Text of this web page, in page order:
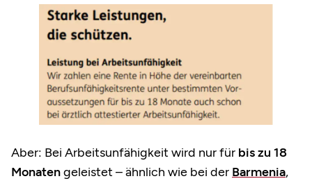
Aber: Bei Arbeitsunfähigkeit wird nur für bis zu 18
Monatengeleistet – ähnlich wie bei der Barmenia,